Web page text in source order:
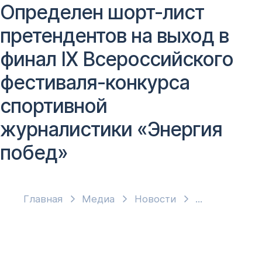
Главная Медиа Новости
Определен шорт-лист
претендентов на выход в
финал IX Всероссийского
фестиваля-конкурса
спортивной
журналистики «Энергия
побед»